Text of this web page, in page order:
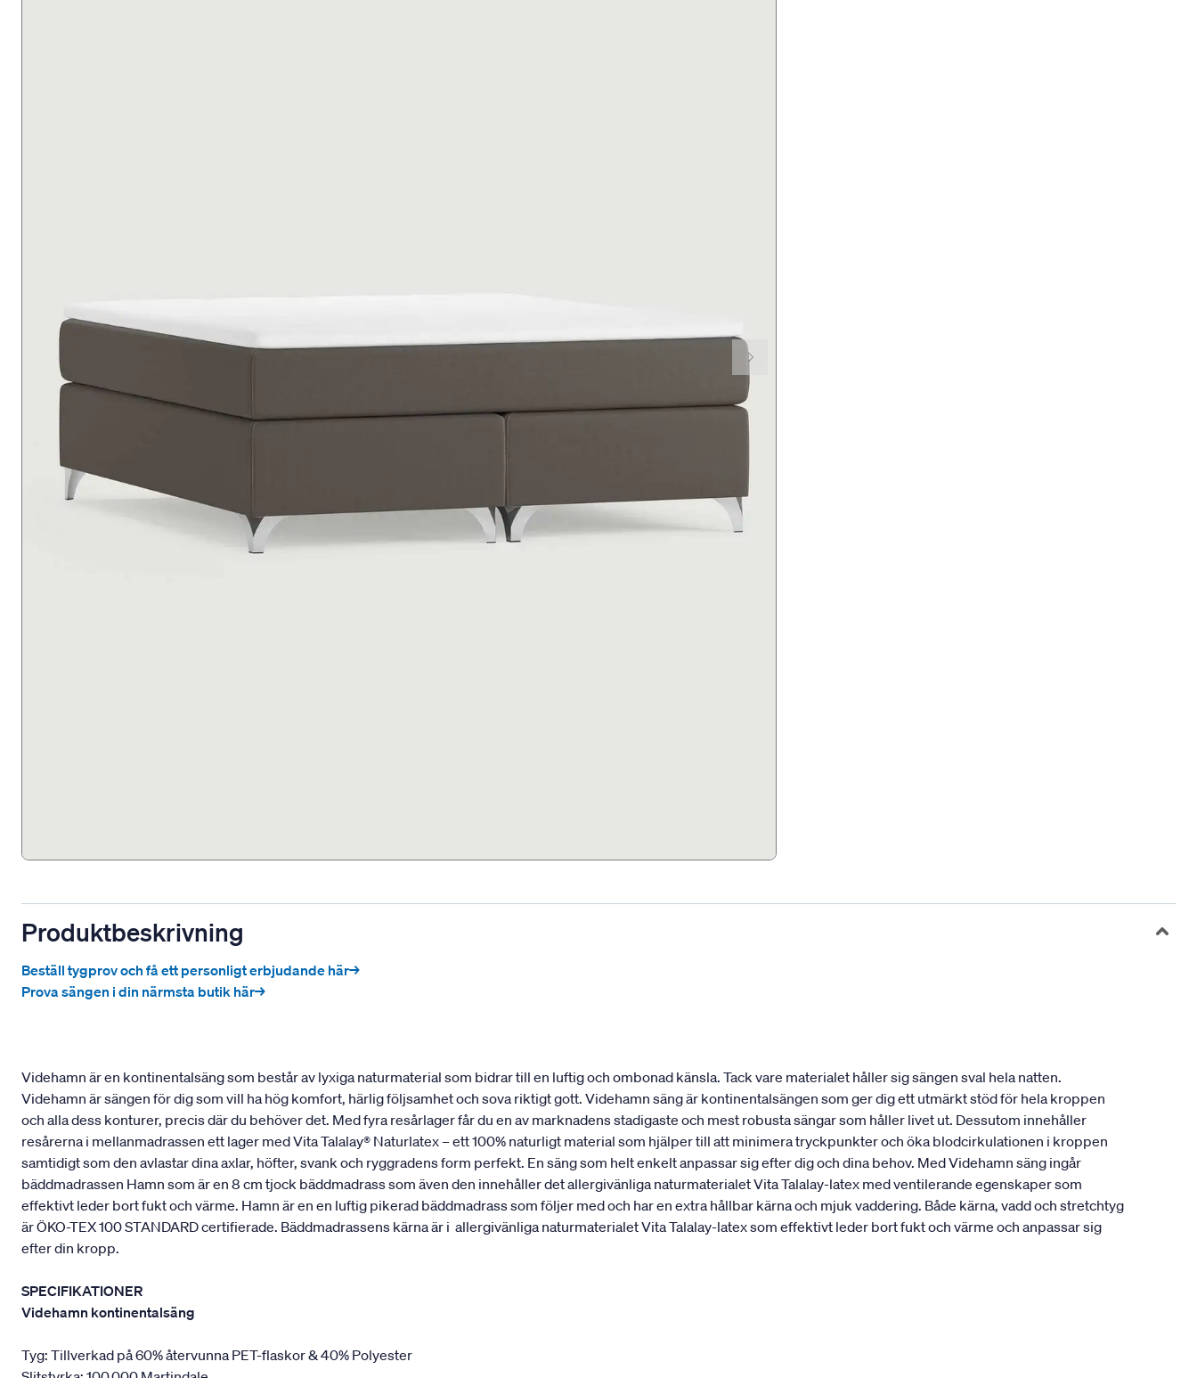
Produktbeskrivning
Beställ tygprov och få ett personligt erbjudande här→
Prova sängen i din närmsta butik här→
Videhamn är en kontinentalsäng som består av lyxiga naturmaterial som bidrar till en luftig och ombonad känsla. Tack vare materialet håller sig sängen sval hela natten.
Videhamn är sängen för dig som vill ha hög komfort, härlig följsamhet och sova riktigt gott. Videhamn säng är kontinentalsängen som ger dig ett utmärkt stöd för hela kroppen
och alla dess konturer, precis där du behöver det. Med fyra resårlager får du en av marknadens stadigaste och mest robusta sängar som håller livet ut. Dessutom innehåller
resårerna i mellanmadrassen ett lager med Vita Talalay® Naturlatex – ett 100% naturligt material som hjälper till att minimera tryckpunkter och öka blodcirkulationen i kroppen
samtidigt som den avlastar dina axlar, höfter, svank och ryggradens form perfekt. En säng som helt enkelt anpassar sig efter dig och dina behov. Med Videhamn säng ingår
bäddmadrassen Hamn som är en 8 cm tjock bäddmadrass som även den innehåller det allergivänliga naturmaterialet Vita Talalay-latex med ventilerande egenskaper som
effektivt leder bort fukt och värme. Hamn är en en luftig pikerad bäddmadrass som följer med och har en extra hållbar kärna och mjuk vaddering. Både kärna, vadd och stretchtyg
är ÖKO-TEX 100 STANDARD certifierade. Bäddmadrassens kärna är i allergivänliga naturmaterialet Vita Talalay-latex som effektivt leder bort fukt och värme och anpassar sig
efter din kropp.
SPECIFIKATIONER
Videhamn kontinentalsäng
Tyg: Tillverkad på 60% återvunna PET-flaskor & 40% Polyester